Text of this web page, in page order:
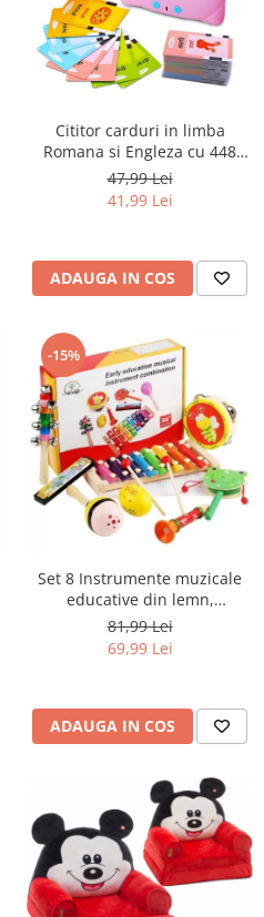
Cititor carduri in limba
Romana si Engleza cu 448
cuvinte, 224 imagini,
dezvoltare vocabular, roz
47,99 Lei
41,99 Lei
ADAUGA IN COS
-15%
Set 8 Instrumente muzicale
educative din lemn,
multicolor
81,99 Lei
69,99 Lei
ADAUGA IN COS